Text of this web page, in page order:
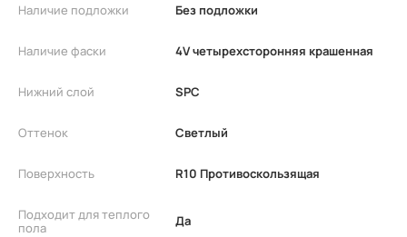
Наличие подложки Без подложки
Наличие фаски 4V четырехсторонняя крашенная
Нижний слой SPC
Оттенок Светлый
Поверхность R10 Противоскользящая
Подходит для теплого
пола
Да